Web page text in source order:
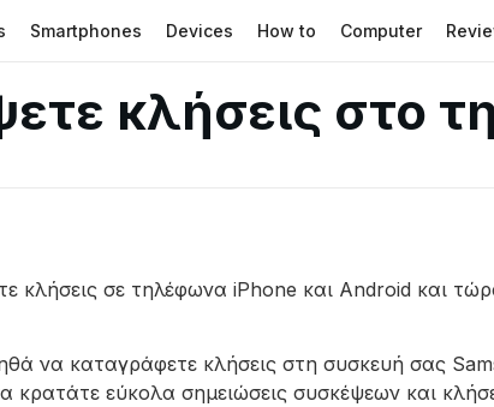
Smartphones Devices How to Computer
κλήσεις στο
κλήσεις σε τηλέφωνα iPhone και Android και
να καταγράφετε κλήσεις στη συσκευή σας
κρατάτε εύκολα σημειώσεις συσκέψεων και